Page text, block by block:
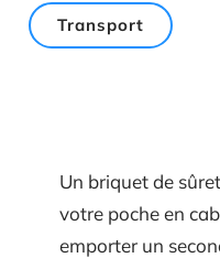
Transport
Un briquet de
votre poche en
emporter un